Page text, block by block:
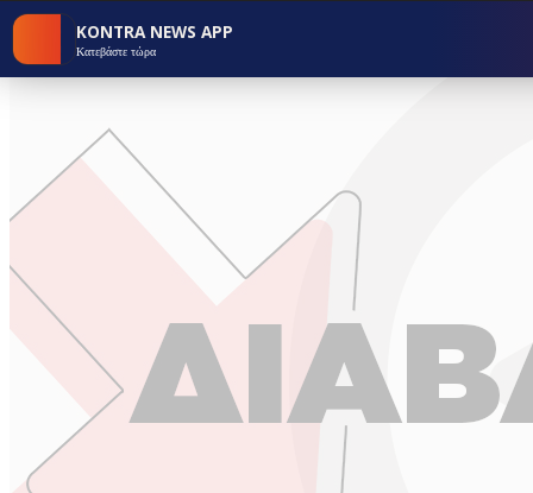
KONTRA NEWS APP
Κατεβάστε τώρα